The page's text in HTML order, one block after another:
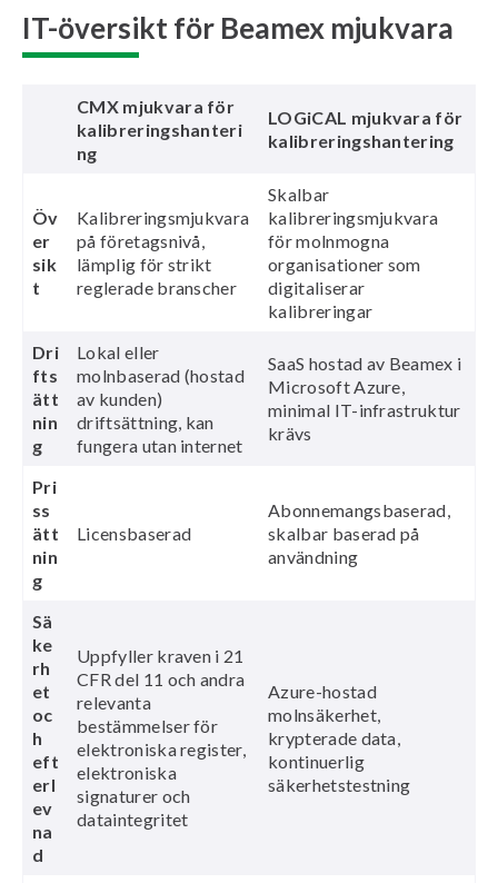
IT-översikt för Beamex mjukvara
CMX mjukvara för
kalibreringshanteri
ng
LOGiCAL mjukvara för
kalibreringshantering
Öv
er
sik
t
Kalibreringsmjukvara
på företagsnivå,
lämplig för strikt
reglerade branscher
Skalbar
kalibreringsmjukvara
för molnmogna
organisationer som
digitaliserar
kalibreringar
Dri
fts
ätt
nin
g
Lokal eller
molnbaserad (hostad
av kunden)
driftsättning, kan
fungera utan internet
SaaS hostad av Beamex i
Microsoft Azure,
minimal IT-infrastruktur
krävs
Pri
ss
ätt
nin
g
Licensbaserad
Abonnemangsbaserad,
skalbar baserad på
användning
Sä
ke
rh
et
oc
h
eft
erl
ev
na
d
Uppfyller kraven i 21
CFR del 11 och andra
relevanta
bestämmelser för
elektroniska register,
elektroniska
signaturer och
dataintegritet
Azure-hostad
molnsäkerhet,
krypterade data,
kontinuerlig
säkerhetstestning